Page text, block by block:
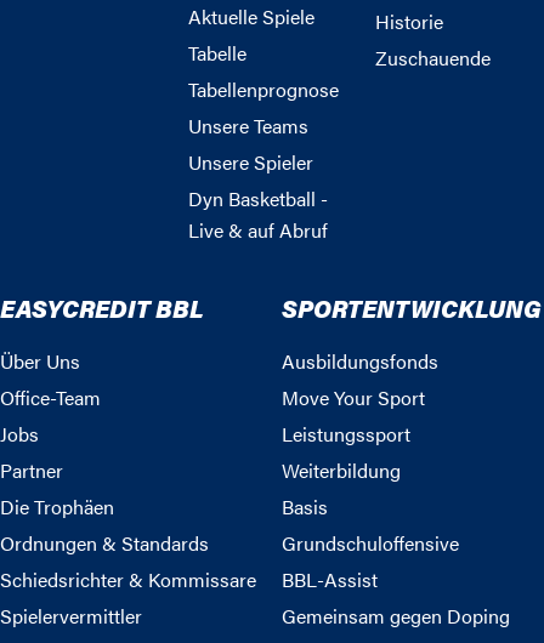
Aktuelle Spiele
Tabelle
Tabellenprognose
Unsere Teams
Unsere Spieler
Dyn Basketball -
Live & auf Abruf
Historie
Zuschauende
EASYCREDIT BBL
Über Uns
Office-Team
Jobs
Partner
Die Trophäen
Ordnungen & Standards
Schiedsrichter & Kommissare
Spielervermittler
SPORTENTWICKLUNG
Ausbildungsfonds
Move Your Sport
Leistungssport
Weiterbildung
Basis
Grundschuloffensive
BBL-Assist
Gemeinsam gegen Doping